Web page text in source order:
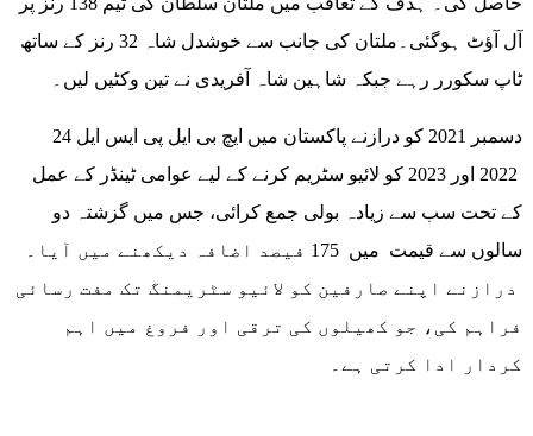
آل آؤٹ ہوگئی۔ملتان کی جانب سے خوشدل شاہ 32 رنز کے ساتھ
ٹاپ سکورر رہے جبکہ شاہین شاہ آفریدی نے تین وکٹیں لیں۔
24 دسمبر 2021 کو درازنے پاکستان میں ایچ بی ایل پی ایس ایل
2022 اور 2023 کو لائیو سٹریم کرنے کے لیے عوامی ٹینڈر کے عمل
کے تحت سب سے زیادہ بولی جمع کرائی، جس میں گزشتہ دو
سالوں سے قیمت میں 175 فیصد اضافہ دیکھنے میں آیا۔
درازنے اپنے صارفین کو لائیو سٹریمنگ تک مفت رسائی
فراہم کی، جو کھیلوں کی ترقی اور فروغ میں اہم
کردار ادا کرتی ہے۔